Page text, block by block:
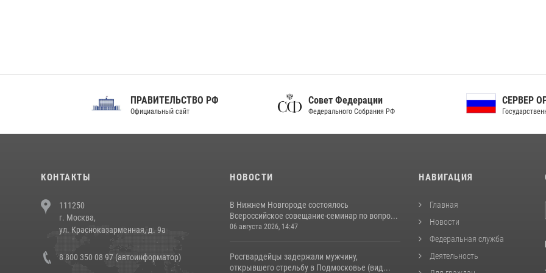
ПРАВИТЕЛЬСТВО РФ
Официальный сайт
Совет Федерации
Федерального Собрания РФ
СЕРВЕР ОРГАНОВ
Государственной власти РФ
КОНТАКТЫ
111250
г. Москва,
ул. Красноказарменная, д. 9а
8 800 350 08 97 (автоинформатор)
НОВОСТИ
В Нижнем Новгороде состоялось
Всероссийское совещание-семинар по вопро...
06 августа 2026, 14:47
Росгвардейцы задержали мужчину,
открывшего стрельбу в Подмосковье (вид...
НАВИГАЦИЯ
Главная
Новости
Федеральная служба
Деятельность